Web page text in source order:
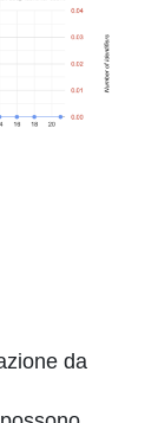
da